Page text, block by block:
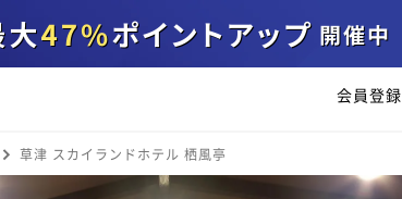
会員登録
草津 スカイランドホテル 栖風亭